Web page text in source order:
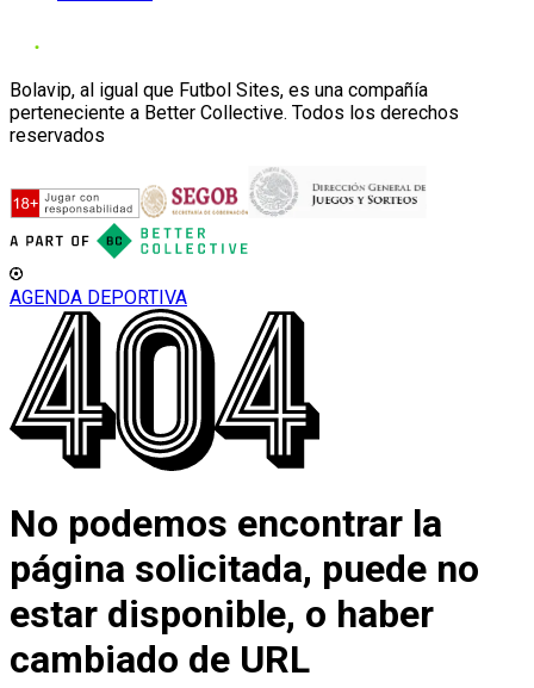
Bolavip, al igual que Futbol Sites, es una compañía
perteneciente a Better Collective. Todos los derechos
reservados
AGENDA DEPORTIVA
No podemos encontrar la
página solicitada, puede no
estar disponible, o haber
cambiado de URL